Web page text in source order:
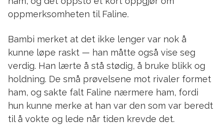
oppmerksomheten til Faline.
Bambi merket at det ikke lenger var nok å
kunne løpe raskt — han måtte også vise seg
verdig. Han lærte å stå stødig, å bruke blikk og
holdning. De små prøvelsene mot rivaler formet
ham, og sakte falt Faline nærmere ham, fordi
hun kunne merke at han var den som var beredt
til å vokte og lede når tiden krevde det.